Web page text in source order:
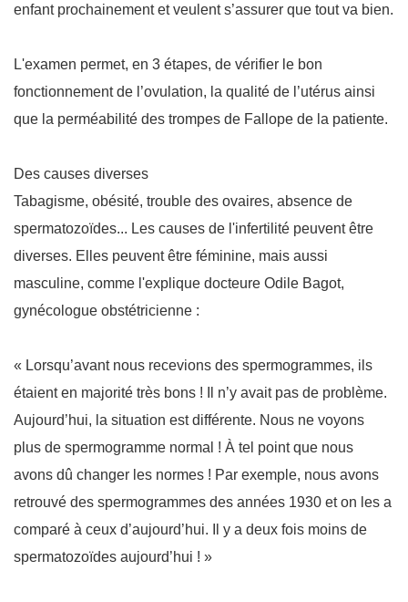
enfant prochainement et veulent s’assurer que tout va bien.
L'examen permet, en 3 étapes, de vérifier le bon
fonctionnement de l’ovulation, la qualité de l’utérus ainsi
que la perméabilité des trompes de Fallope de la patiente.
Des causes diverses
Tabagisme, obésité, trouble des ovaires, absence de
spermatozoïdes... Les causes de l'infertilité peuvent être
diverses. Elles peuvent être féminine, mais aussi
masculine, comme l'explique docteure Odile Bagot,
gynécologue obstétricienne :
« Lorsqu’avant nous recevions des spermogrammes, ils
étaient en majorité très bons ! Il n’y avait pas de problème.
Aujourd’hui, la situation est différente. Nous ne voyons
plus de spermogramme normal ! À tel point que nous
avons dû changer les normes ! Par exemple, nous avons
retrouvé des spermogrammes des années 1930 et on les a
comparé à ceux d’aujourd’hui. Il y a deux fois moins de
spermatozoïdes aujourd’hui ! »